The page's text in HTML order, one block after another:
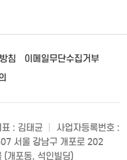
침
이메일무단수집거부
표 : 김태균
사업자등록번호 :
서울 강남구 개포로 202
(개포동, 석인빌딩)